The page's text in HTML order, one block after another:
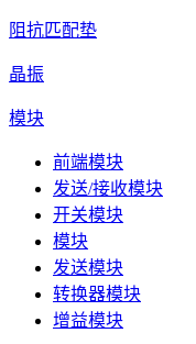
阻抗匹配垫
晶振
模块
前端模块
发送/接收模块
开关模块
模块
发送模块
转换器模块
增益模块